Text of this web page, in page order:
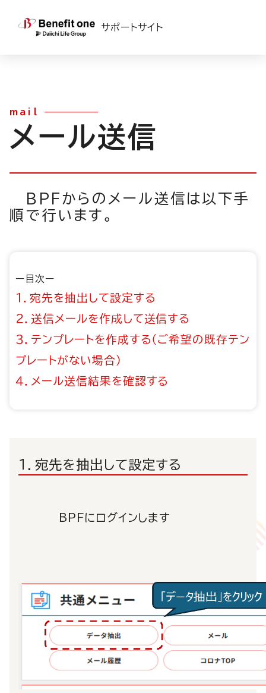
サポートサイト
基本操作ガイド一覧
> メール送信
mail
メール送信
BPFからのメール送信は以下手
順で行います。
ー目次ー
１．宛先を抽出して設定する
２．送信メールを作成して送信する
３．テンプレートを作成する（ご希望の既存テン
プレートがない場合）
４．メール送信結果を確認する
１．宛先を抽出して設定する
BPFにログインします